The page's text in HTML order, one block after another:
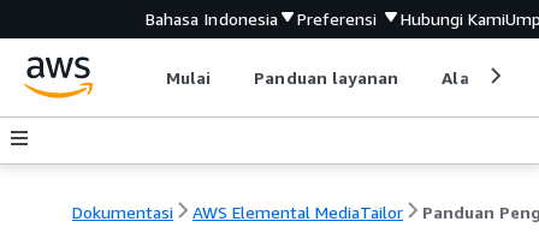
Bahasa Indonesia Preferensi Hubungi Kami
Mulai Panduan layanan Alat
Dokumentasi AWS Elemental MediaTailor